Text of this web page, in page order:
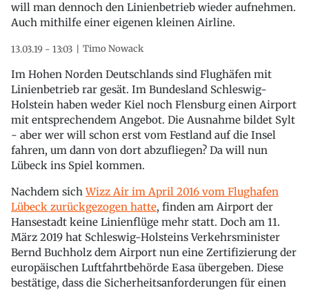
will man dennoch den Linienbetrieb wieder aufnehmen.
Auch mithilfe einer eigenen kleinen Airline.
13.03.19 - 13:03 Timo Nowack
Im Hohen Norden Deutschlands sind Flughäfen mit
Linienbetrieb rar gesät. Im Bundesland Schleswig-
Holstein haben weder Kiel noch Flensburg einen Airport
mit entsprechendem Angebot. Die Ausnahme bildet Sylt
- aber wer will schon erst vom Festland auf die Insel
fahren, um dann von dort abzufliegen? Da will nun
Lübeck ins Spiel kommen.
Nachdem sichWizz Air im April 2016 vom Flughafen
Lübeck zurückgezogen hatte, finden am Airport der
Hansestadt keine Linienflüge mehr statt. Doch am 11.
März 2019 hat Schleswig-Holsteins Verkehrsminister
Bernd Buchholz dem Airport nun eine Zertifizierung der
europäischen Luftfahrtbehörde Easa übergeben. Diese
bestätige, dass die Sicherheitsanforderungen für einen